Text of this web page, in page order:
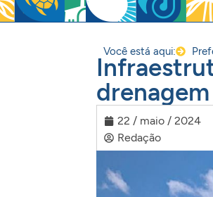
Você está aqui:
drenagem
22 / maio / 2024
Redação